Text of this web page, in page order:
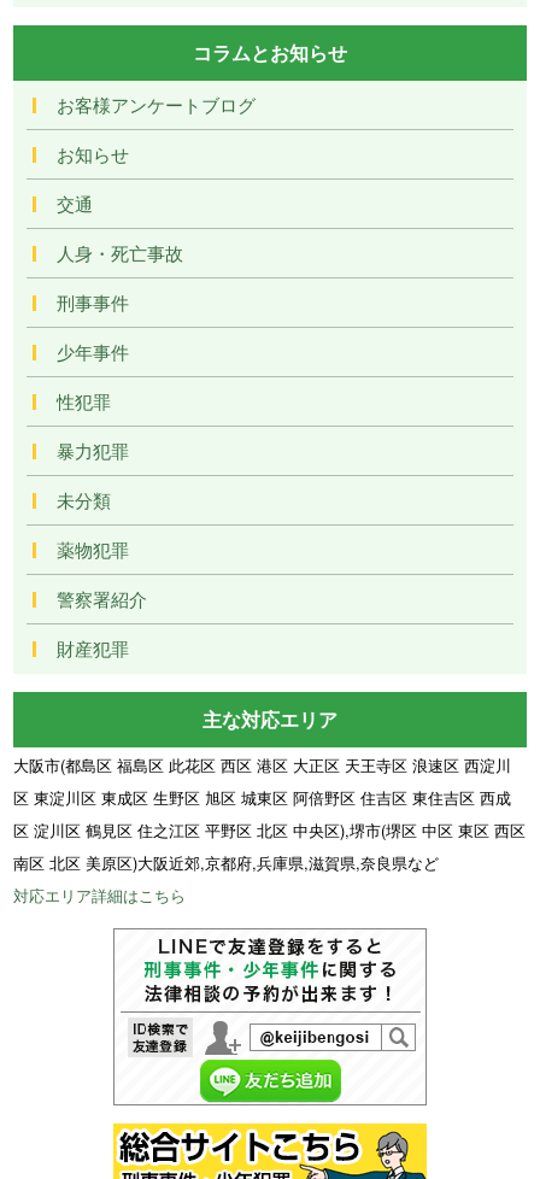
コラムとお知らせ
お客様アンケートブログ
お知らせ
交通
人身・死亡事故
刑事事件
少年事件
性犯罪
暴力犯罪
未分類
薬物犯罪
警察署紹介
財産犯罪
主な対応エリア
大阪市(都島区 福島区 此花区 西区 港区 大正区 天王寺区 浪速区 西淀川
区 東淀川区 東成区 生野区 旭区 城東区 阿倍野区 住吉区 東住吉区 西成
区 淀川区 鶴見区 住之江区 平野区 北区 中央区),堺市(堺区 中区 東区 西区
南区 北区 美原区)大阪近郊,京都府,兵庫県,滋賀県,奈良県など
対応エリア詳細はこちら